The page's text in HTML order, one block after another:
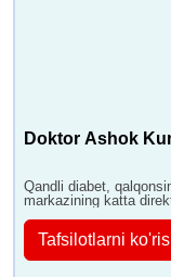
Doktor Ashok
Qandli diabet,
markazining katta
Tafsilotlarni